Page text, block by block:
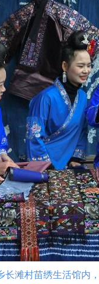
村苗绣生活馆内